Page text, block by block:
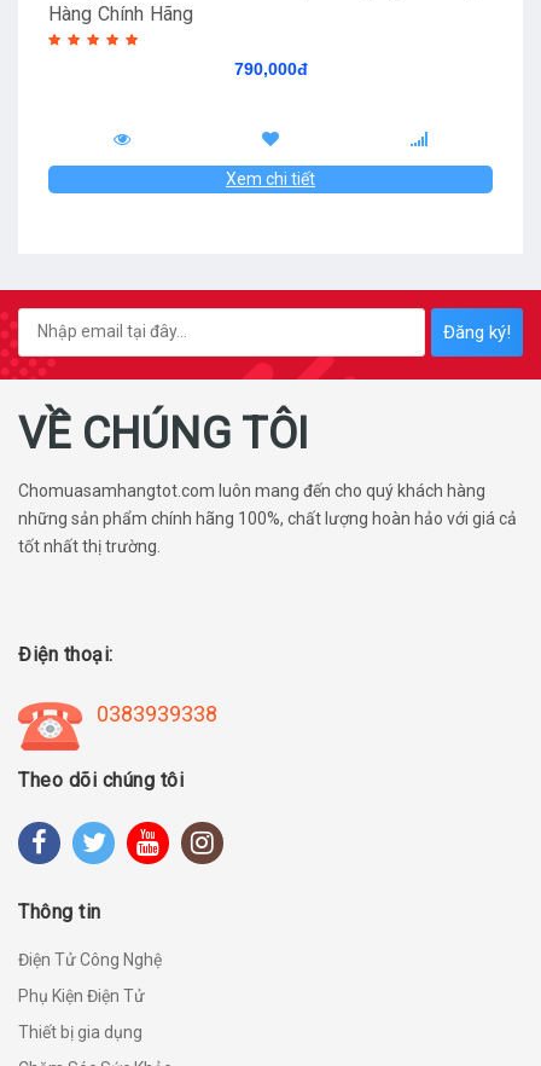
Hàng Chính Hãng
790,000đ
Xem chi tiết
Đăng ký!
VỀ CHÚNG TÔI
Chomuasamhangtot.com luôn mang đến cho quý khách hàng
những sản phẩm chính hãng 100%, chất lượng hoàn hảo với giá cả
tốt nhất thị trường.
Điện thoại:
0383939338
Theo dõi chúng tôi
Thông tin
Điện Tử Công Nghệ
Phụ Kiện Điện Tử
Thiết bị gia dụng